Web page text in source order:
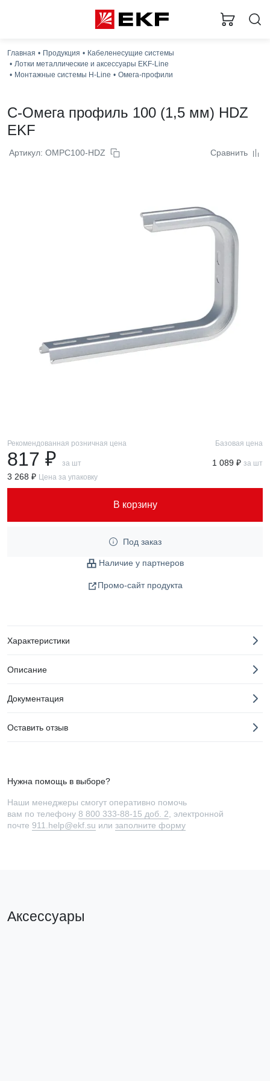
Главная Продукция
Кабеленесущие системы
Лотки металлические и аксессуары EKF-Line
Монтажные системы H-Line
Омега-профили
C-Омега профиль 100 (1,5 мм) HDZ
EKF
Артикул: OMPC100-HDZ Сравнить
Рекомендованная розничная цена
817 ₽ за шт
Базовая цена
1 089 ₽ за шт
3 268 ₽ Цена за упаковку
В корзину
Под заказ
Наличие у партнеров
Промо-сайт продукта
Характеристики
Описание
Документация
Оставить отзыв
Нужна помощь в выборе?
Наши менеджеры смогут оперативно помочь
вам по телефону 8 800 333-88-15 доб. 2 , электронной
почте 911.help@ekf.su или заполните форму
Аксессуары